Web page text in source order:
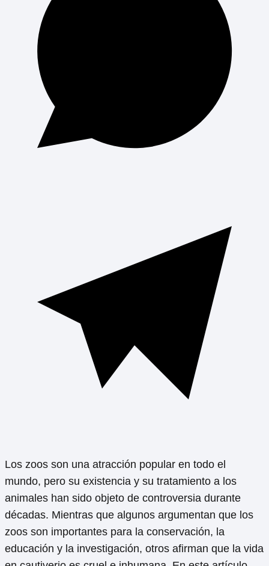
Los zoos son una atracción popular en todo el
mundo, pero su existencia y su tratamiento a los
animales han sido objeto de controversia durante
décadas. Mientras que algunos argumentan que los
zoos son importantes para la conservación, la
educación y la investigación, otros afirman que la vida